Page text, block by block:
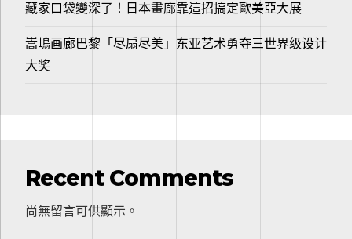
藏家口袋變深了！日本畫廊靠這招搞定歐美亞大展
嵩嶋画廊巴黎「尽扇尽美」东亚艺术勇夺三世界级设计
大奖
Recent Comments
尚無留言可供顯示。